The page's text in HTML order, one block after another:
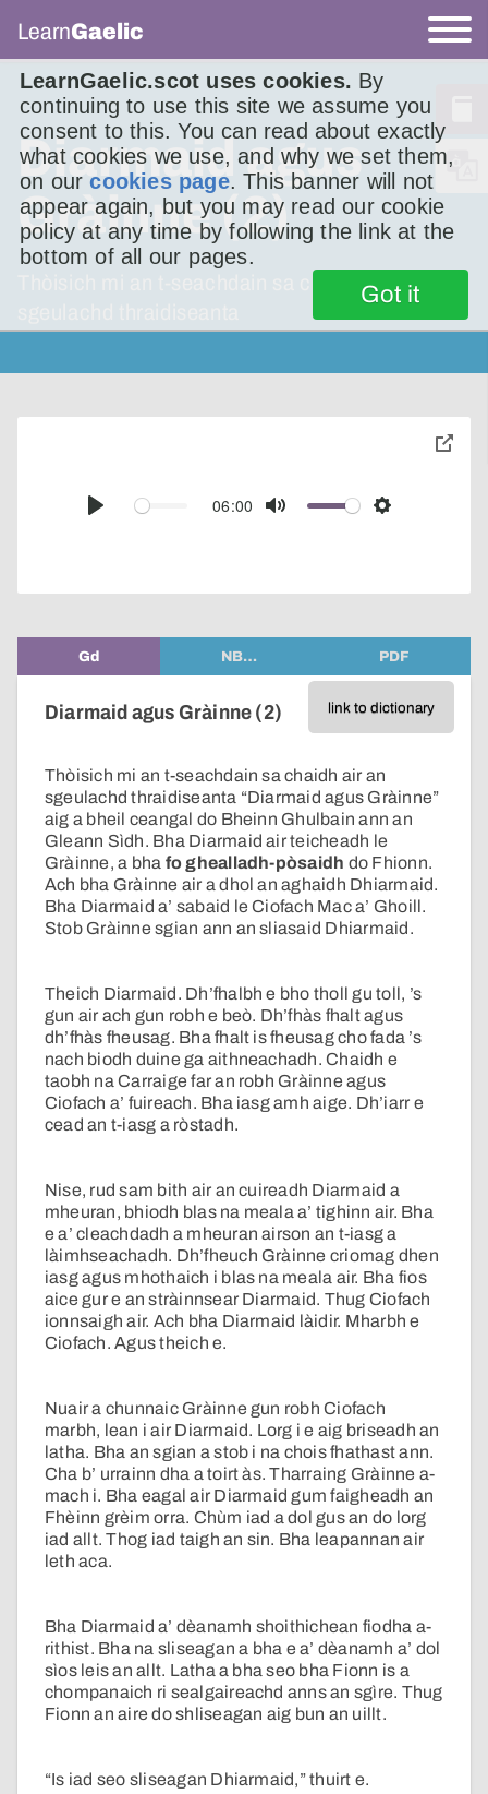
LearnGaelic.scot uses cookies. By
continuing to use this site we assume you
consent to this. You can read about exactly
what cookies we use, and why we set them,
on ourcookies page. This banner will not
appear again, but you may read our cookie
policy at any time by following the link at the
bottom of all our pages.
Got it
LearnGaelic
Diarmaid agus
Gràinne (2)
Thòisich mi an t-seachdain sa chaidh air an
Play
06:00
Mute Settings
toggle
Gd NB… PDF
link to dictionary
Diarmaid agus Gràinne (2)
Thòisich mi an t-seachdain sa chaidh air an
sgeulachd thraidiseanta “Diarmaid agus Gràinne”
aig a bheil ceangal do Bheinn Ghulbain ann an
Gleann Sìdh. Bha Diarmaid air teicheadh le
Gràinne, a bha fo ghealladh-pòsaidh do Fhionn.
Ach bha Gràinne air a dhol an aghaidh Dhiarmaid.
Bha Diarmaid a’ sabaid le Ciofach Mac a’ Ghoill.
Stob Gràinne sgian ann an sliasaid Dhiarmaid.
Theich Diarmaid. Dh’fhalbh e bho tholl gu toll, ’s
gun air ach gun robh e beò. Dh’fhàs fhalt agus
dh’fhàs fheusag. Bha fhalt is fheusag cho fada ’s
nach biodh duine ga aithneachadh. Chaidh e
taobh na Carraige far an robh Gràinne agus
Ciofach a’ fuireach. Bha iasg amh aige. Dh’iarr e
cead an t-iasg a ròstadh.
Nise, rud sam bith air an cuireadh Diarmaid a
mheuran, bhiodh blas na meala a’ tighinn air. Bha
e a’ cleachdadh a mheuran airson an t-iasg a
làimhseachadh. Dh’fheuch Gràinne criomag dhen
iasg agus mhothaich i blas na meala air. Bha fios
aice gur e an stràinnsear Diarmaid. Thug Ciofach
ionnsaigh air. Ach bha Diarmaid làidir. Mharbh e
Ciofach. Agus theich e.
Nuair a chunnaic Gràinne gun robh Ciofach
marbh, lean i air Diarmaid. Lorg i e aig briseadh an
latha. Bha an sgian a stob i na chois fhathast ann.
Cha b’ urrainn dha a toirt às. Tharraing Gràinne a-
mach i. Bha eagal air Diarmaid gum faigheadh an
Fhèinn grèim orra. Chùm iad a dol gus an do lorg
iad allt. Thog iad taigh an sin. Bha leapannan air
leth aca.
Bha Diarmaid a’ dèanamh shoithichean fiodha a-
rithist. Bha na sliseagan a bha e a’ dèanamh a’ dol
sìos leis an allt. Latha a bha seo bha Fionn is a
chompanaich ri sealgaireachd anns an sgìre. Thug
Fionn an aire do shliseagan aig bun an uillt.
“Is iad seo sliseagan Dhiarmaid,” thuirt e.